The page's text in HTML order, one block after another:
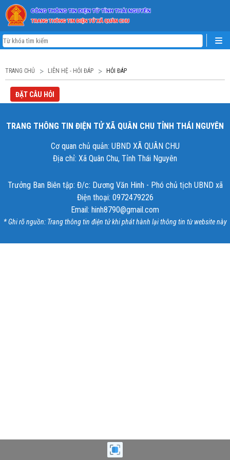
TRANG CHỦ LIÊN HỆ - HỎI ĐÁP HỎI ĐÁP
ĐẶT CÂU HỎI
TRANG THÔNG TIN ĐIỆN TỬ XÃ QUÂN CHU TỈNH THÁI NGUYÊN
Cơ quan chủ quản: UBND XÃ QUÂN CHU
Địa chỉ: Xã Quân Chu, Tỉnh Thái Nguyên
Trưởng Ban Biên tập: Đ/c: Dương Văn Hinh - Phó chủ tịch UBND xã
Điện thoại: 0972479226
Email: hinh8790@gmail.com
* Ghi rõ nguồn: Trang thông tin điện tử khi phát hành lại thông tin từ website này